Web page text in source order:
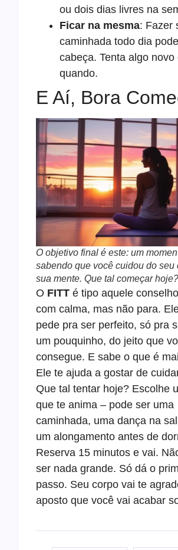
ou dois dias livres na
Ficar na mesma: Fazer
caminhada todo dia
cabeça. Tenta algo novo
quando.
E Aí, Bora
O objetivo final é este: um
sabendo que você cuidou do seu
sua mente. Que tal começar hoje?
O FITT é tipo aquele
com calma, mas não para.
pede pra ser perfeito, só pra
um pouquinho, do jeito que
consegue. E sabe o que é
Ele te ajuda a gostar de
Que tal tentar hoje? Escolhe
que te anima – pode ser uma
caminhada, uma dança na
um alongamento antes de
Reserva 15 minutos e vai.
ser nada grande. Só dá o
passo. Seu corpo vai te
aposto que você vai acabar